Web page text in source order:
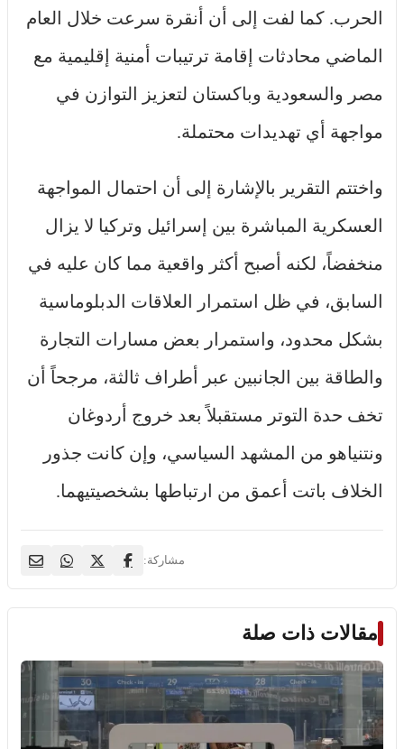
الحرب. كما لفت إلى أن أنقرة سرعت خلال العام
الماضي محادثات إقامة ترتيبات أمنية إقليمية مع
مصر والسعودية وباكستان لتعزيز التوازن في
مواجهة أي تهديدات محتملة.
واختتم التقرير بالإشارة إلى أن احتمال المواجهة
العسكرية المباشرة بين إسرائيل وتركيا لا يزال
منخفضاً، لكنه أصبح أكثر واقعية مما كان عليه في
السابق، في ظل استمرار العلاقات الدبلوماسية
بشكل محدود، واستمرار بعض مسارات التجارة
والطاقة بين الجانبين عبر أطراف ثالثة، مرجحاً أن
تخف حدة التوتر مستقبلاً بعد خروج أردوغان
ونتنياهو من المشهد السياسي، وإن كانت جذور
الخلاف باتت أعمق من ارتباطها بشخصيتيهما.
مشاركة:
مقالات ذات صلة